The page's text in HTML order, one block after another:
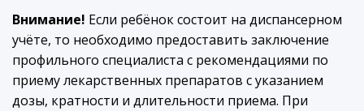
Внимание! Если ребёнок состоит на диспансерном
учёте, то необходимо предоставить заключение
профильного специалиста с рекомендациями по
приему лекарственных препаратов с указанием
дозы, кратности и длительности приема. При